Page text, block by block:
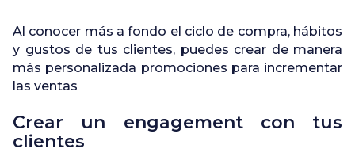
Al conocer más a fondo el ciclo de compra, hábitos
y gustos de tus clientes, puedes crear de manera
más personalizada promociones para incrementar
las ventas
Crear un engagement con tus
clientes